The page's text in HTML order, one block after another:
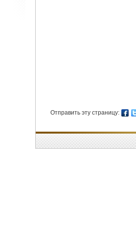
Отправить эту страницу: